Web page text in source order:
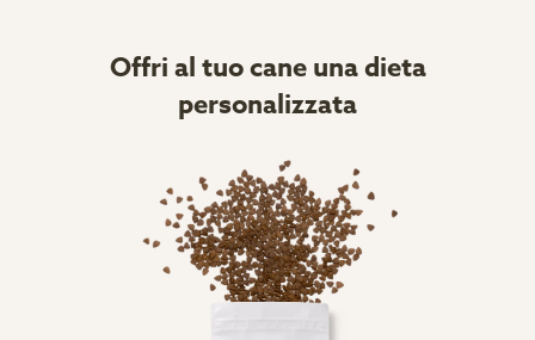
Offri al tuo cane una dieta
personalizzata